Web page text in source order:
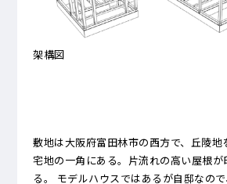
架構図
敷地は大阪府富田林市の西方で、丘陵地
宅地の一角にある。片流れの高い屋根が
る。 モデルハウスではあるが自邸なの